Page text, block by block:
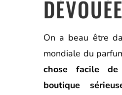
DÉVOUÉE
On a beau être
mondiale du
chose facile
boutique